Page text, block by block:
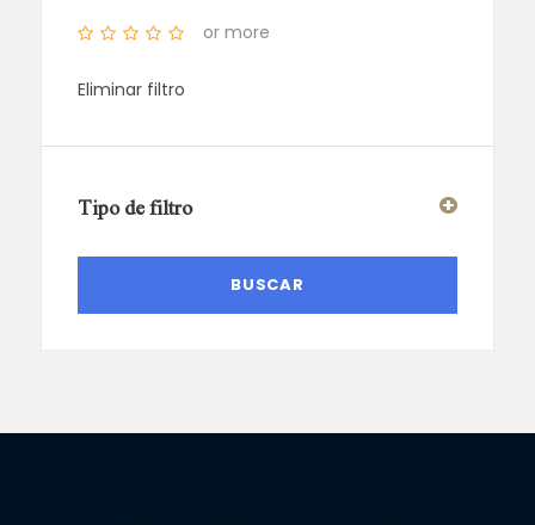
or more
Eliminar filtro
Tipo de filtro